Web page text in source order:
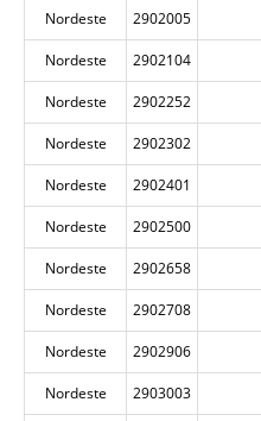
Nordeste 2902005
Nordeste 2902104
Nordeste 2902252
Nordeste 2902302
Nordeste 2902401
Nordeste 2902500
Nordeste 2902658
Nordeste 2902708
Nordeste 2902906
Nordeste 2903003